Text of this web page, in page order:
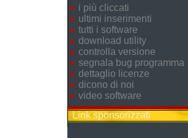
i più cliccati
ultimi inserimenti
tutti i software
download utility
controlla versione
segnala bug programma
dettaglio licenze
dicono di noi
video software
Link sponsorizzati